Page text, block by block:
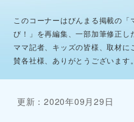
このコーナーはびんまる掲載の
び！」を再編集、一部加筆修正し
ママ記者、キッズの皆様、取材
賛各社様、ありがとうございます。
更新：2020年09月29日